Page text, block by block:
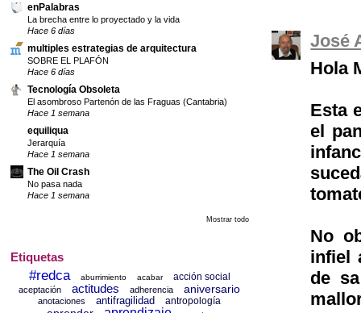
José
Hola
Esta
el
No
infiel
de
enPalabras
La brecha entre lo proyectado y la vida
Hace 6 días
multiples estrategias de arquitectura
SOBRE EL PLAFÓN
Hace 6 días
Tecnología Obsoleta
El asombroso Partenón de las Fraguas (Cantabria)
Hace 1 semana
equiliqua
Jerarquía
Hace 1 semana
The Oil Crash
No pasa nada
Hace 1 semana
Mostrar todo
Etiquetas
#redca aburrimiento acabar acción social
aceptación actitudes adherencia aniversario
anotaciones antifragilidad antropología